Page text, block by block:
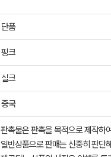
단품
핑크
실크
중국
판촉물은 판촉을 목적으로 제작하
일반상품으로 판매는 신중히 판단